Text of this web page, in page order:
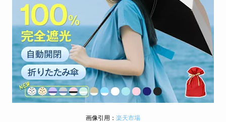
画像引用： 楽天市場